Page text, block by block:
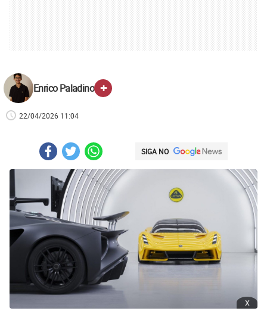
Enrico Paladino +
22/04/2026 11:04
SIGA NO
x